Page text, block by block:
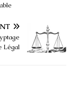
Légal